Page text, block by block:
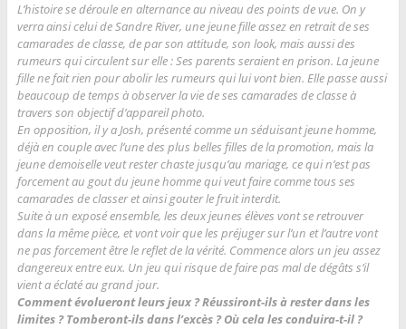
L’histoire se déroule en alternance au niveau des points de vue. On y
verra ainsi celui de Sandre River, une jeune fille assez en retrait de ses
camarades de classe, de par son attitude, son look, mais aussi des
rumeurs qui circulent sur elle : Ses parents seraient en prison. La jeune
fille ne fait rien pour abolir les rumeurs qui lui vont bien. Elle passe aussi
beaucoup de temps à observer la vie de ses camarades de classe à
travers son objectif d’appareil photo.
En opposition, il y a Josh, présenté comme un séduisant jeune homme,
déjà en couple avec l’une des plus belles filles de la promotion, mais la
jeune demoiselle veut rester chaste jusqu’au mariage, ce qui n’est pas
forcement au gout du jeune homme qui veut faire comme tous ses
camarades de classer et ainsi gouter le fruit interdit.
Suite à un exposé ensemble, les deux jeunes élèves vont se retrouver
dans la même pièce, et vont voir que les préjuger sur l’un et l’autre vont
ne pas forcement être le reflet de la vérité. Commence alors un jeu assez
dangereux entre eux. Un jeu qui risque de faire pas mal de dégâts s’il
vient a éclaté au grand jour.
Comment évolueront leurs jeux ? Réussiront-ils à rester dans les
limites ? Tomberont-ils dans l’excès ? Où cela les conduira-t-il ?